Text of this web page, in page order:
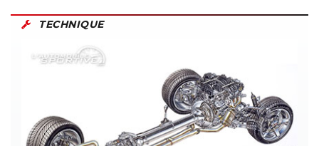
TECHNIQUE